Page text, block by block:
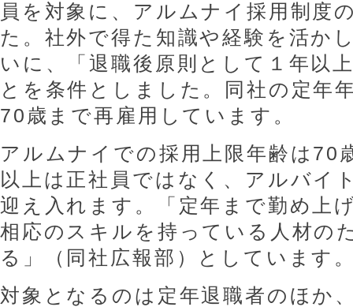
員を対象に、アルムナイ採用制度
た。社外で得た知識や経験を活か
いに、「退職後原則として１年以
とを条件としました。同社の定年
70歳まで再雇用しています。
アルムナイでの採用上限年齢は70
以上は正社員ではなく、アルバイ
迎え入れます。「定年まで勤め上
相応のスキルを持っている人材の
る」（同社広報部）としています
対象となるのは定年退職者のほか